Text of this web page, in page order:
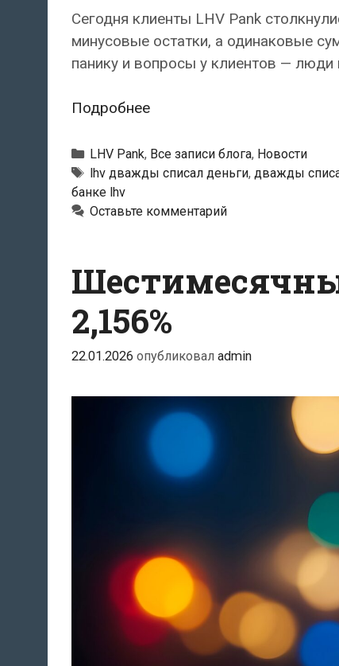
Сегодня клиенты LHV Pank
минусовые остатки, а одинаковые
панику и вопросы у клиентов — люди
ПодробнееБанк
сообщил
о
сбое,
которого
у
клиентов
дважды
деньги
Рубрики
LHV Pank, Все записи блога, Новости
Тэги
lhv дважды списал деньги, дважды
банке lhv
Оставьте комментарий
2,156%
22.01.2026 опубликовал admin